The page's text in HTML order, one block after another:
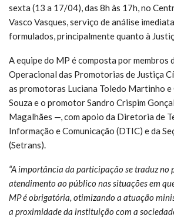
sexta (13 a 17/04), das 8h às 17h, no
Vasco Vasques, serviço de análise
formulados, principalmente quanto à
A equipe do MP é composta por membros
Operacional das Promotorias de Justiça
as promotoras Luciana Toledo Martinho e
Souza e o promotor Sandro Crispim
Magalhães —, com apoio da Diretoria de
Informação e Comunicação (DTIC) e da
(Setrans).
“A importância da participação se traduz no
atendimento ao público nas situações em
MP é obrigatória, otimizando a atuação
a proximidade da instituição com a